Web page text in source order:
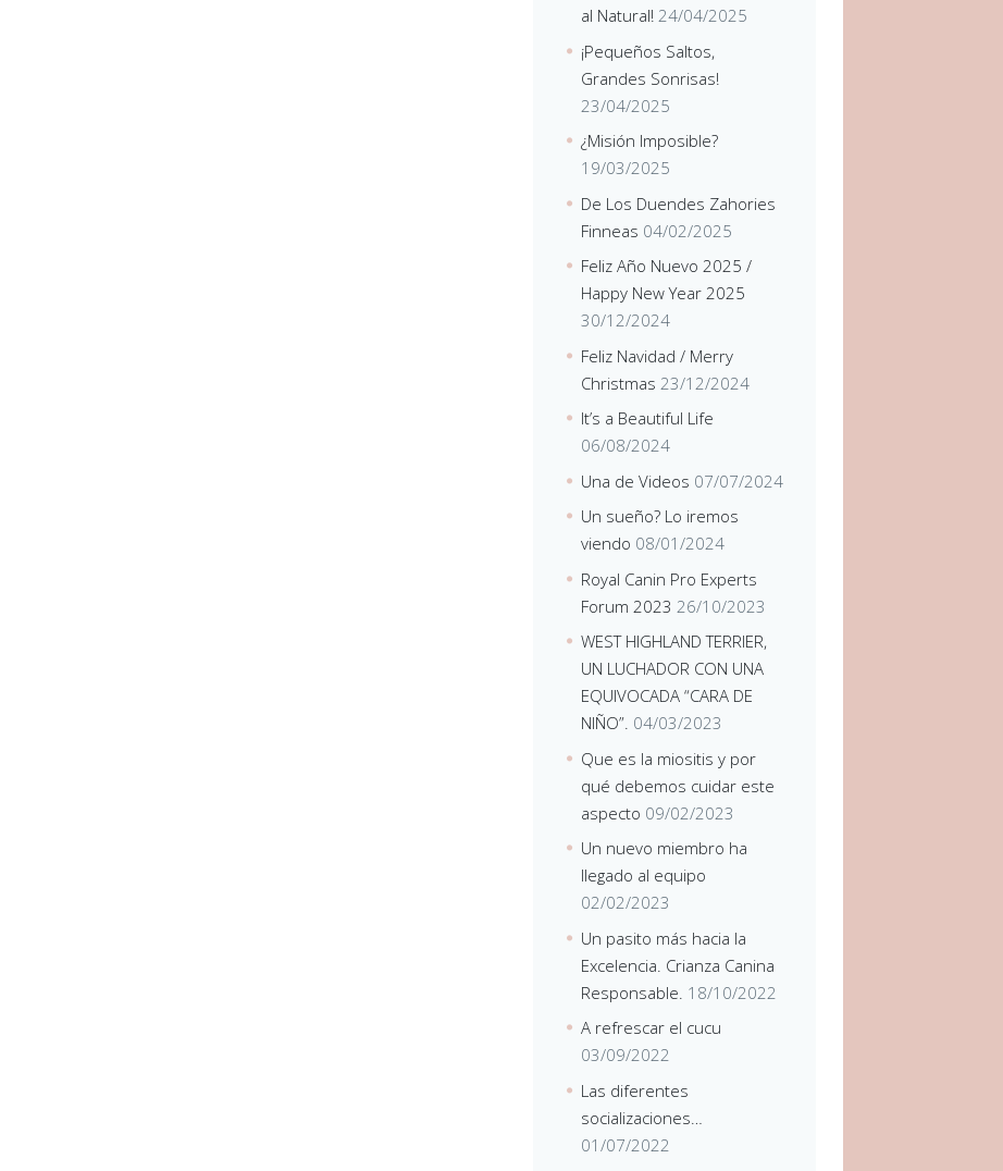
al Natural! 24/04/2025
¡Pequeños Saltos,
Grandes Sonrisas!
23/04/2025
¿Misión Imposible?
19/03/2025
De Los Duendes Zahories
Finneas 04/02/2025
Feliz Año Nuevo 2025 /
Happy New Year 2025
30/12/2024
Feliz Navidad / Merry
Christmas 23/12/2024
It’s a Beautiful Life
06/08/2024
Una de Videos 07/07/2024
Un sueño? Lo iremos
viendo 08/01/2024
Royal Canin Pro Experts
Forum 2023 26/10/2023
WEST HIGHLAND TERRIER,
UN LUCHADOR CON UNA
EQUIVOCADA “CARA DE
NIÑO”. 04/03/2023
Que es la miositis y por
qué debemos cuidar este
aspecto 09/02/2023
Un nuevo miembro ha
llegado al equipo
02/02/2023
Un pasito más hacia la
Excelencia. Crianza Canina
Responsable. 18/10/2022
A refrescar el cucu
03/09/2022
Las diferentes
socializaciones…
01/07/2022